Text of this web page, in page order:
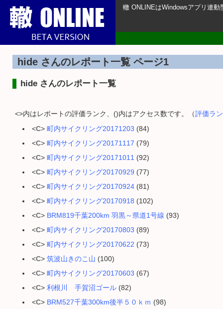
轍 ONLINEはWindowsアプリ連
hide さんのレポート一覧 ページ1
hide さんのレポート一覧
<>内はレポートの評価ランク、()内はアクセス数です。（評価ラ
<C> 町内サイクリング20171203 (84)
<C> 町内サイクリング20171117 (79)
<C> 町内サイクリング20171011 (92)
<C> 町内サイクリング20170929 (77)
<C> 町内サイクリング20170924 (81)
<C> 町内サイクリング20170918 (102)
<C> BRM819千葉200km 羽黒～県道1号線 (93)
<C> 町内サイクリング20170803 (89)
<C> 町内サイクリング20170622 (73)
<C> 筑波山きのこ山 (100)
<C> 町内サイクリング20170603 (67)
<C> 利根川 手賀沼ゴール (82)
<C> BRM527千葉300km後半５０ｋｍ (98)